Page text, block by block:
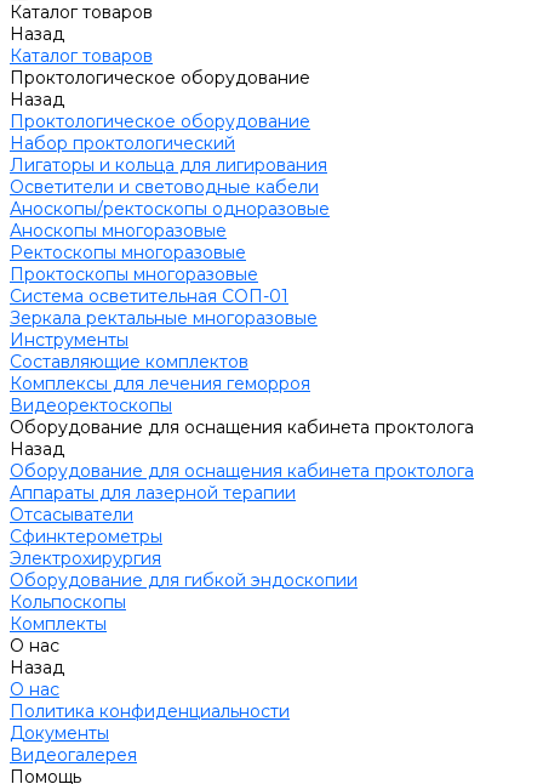
Каталог товаров
Назад
Каталог товаров
Проктологическое оборудование
Назад
Проктологическое оборудование
Набор проктологический
Лигаторы и кольца для лигирования
Осветители и световодные кабели
Аноскопы/ректоскопы одноразовые
Аноскопы многоразовые
Ректоскопы многоразовые
Проктоскопы многоразовые
Система осветительная СОП-01
Зеркала ректальные многоразовые
Инструменты
Составляющие комплектов
Комплексы для лечения геморроя
Видеоректоскопы
Оборудование для оснащения кабинета проктолога
Назад
Оборудование для оснащения кабинета проктолога
Аппараты для лазерной терапии
Отсасыватели
Сфинктерометры
Электрохирургия
Оборудование для гибкой эндоскопии
Кольпоскопы
Комплекты
О нас
Назад
О нас
Политика конфиденциальности
Документы
Видеогалерея
Помощь